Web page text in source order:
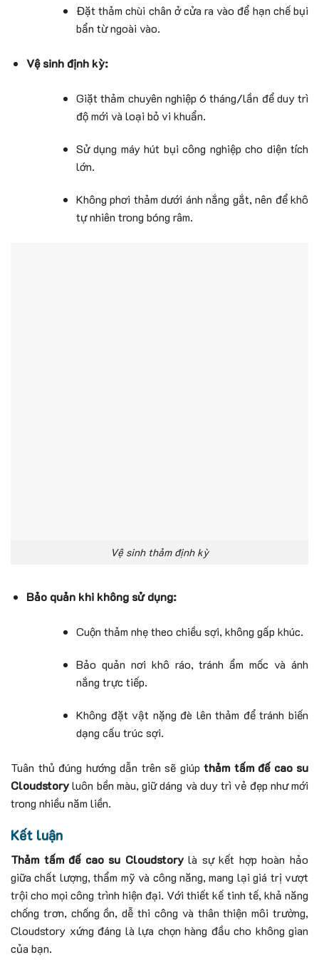
Đặt thảm chùi chân ở cửa ra vào để hạn chế bụi
bẩn từ ngoài vào.
Vệ sinh định kỳ:
Giặt thảm chuyên nghiệp 6 tháng/lần để duy trì
độ mới và loại bỏ vi khuẩn.
Sử dụng máy hút bụi công nghiệp cho diện tích
lớn.
Không phơi thảm dưới ánh nắng gắt, nên để khô
tự nhiên trong bóng râm.
Vệ sinh thảm định kỳ
Bảo quản khi không sử dụng:
Cuộn thảm nhẹ theo chiều sợi, không gấp khúc.
Bảo quản nơi khô ráo, tránh ẩm mốc và ánh
nắng trực tiếp.
Không đặt vật nặng đè lên thảm để tránh biến
dạng cấu trúc sợi.
Tuân thủ đúng hướng dẫn trên sẽ giúp thảm tấm đế cao su
Cloudstoryluôn bền màu, giữ dáng và duy trì vẻ đẹp như mới
trong nhiều năm liền.
Kết luận
Thảm tấm đế cao su Cloudstorylà sự kết hợp hoàn hảo
giữa chất lượng, thẩm mỹ và công năng, mang lại giá trị vượt
trội cho mọi công trình hiện đại. Với thiết kế tinh tế, khả năng
chống trơn, chống ồn, dễ thi công và thân thiện môi trường,
Cloudstory xứng đáng là lựa chọn hàng đầu cho không gian
của bạn.